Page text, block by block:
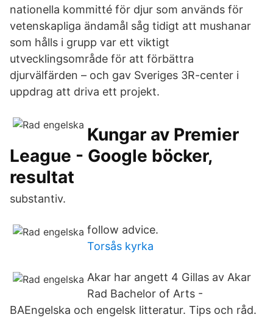
nationella kommitté för djur som används för
vetenskapliga ändamål såg tidigt att mushanar
som hålls i grupp var ett viktigt
utvecklingsområde för att förbättra
djurvälfärden – och gav Sveriges 3R-center i
uppdrag att driva ett projekt.
Kungar av Premier
League - Google böcker,
resultat
substantiv.
follow advice.
Torsås kyrka
Akar har angett 4 Gillas av Akar
Rad Bachelor of Arts -
BAEngelska och engelsk litteratur. Tips och råd.